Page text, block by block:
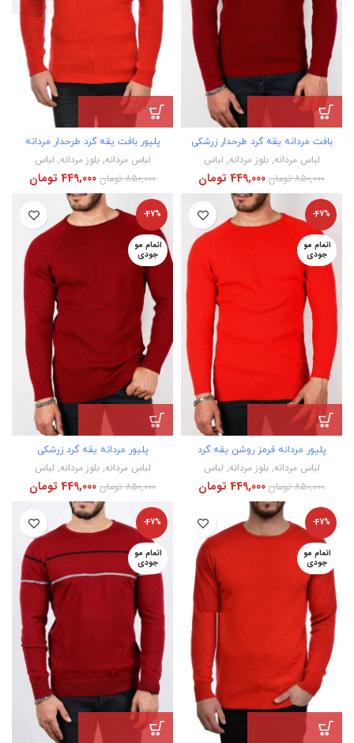
بافت مردانه یقه گرد طرحدار زرشکی
لباس مردانه,بلوز مردانه, لباس
850,000 تومان 449,000 تومان
پلیور بافت یقه گرد طرحدار مردانه
لباس مردانه,بلوز مردانه, لباس
850,000 تومان 449,000 تومان
-47%
اتمام مو
جودی
پلیور مردانه قرمز روشن یقه گرد
لباس مردانه,بلوز مردانه, لباس
850,000 تومان 449,000 تومان
-47%
اتمام مو
جودی
پلیور مردانه یقه گرد زرشکی
لباس مردانه,بلوز مردانه, لباس
850,000 تومان 449,000 تومان
-47%
اتمام مو
جودی
-47%
اتمام مو
جودی